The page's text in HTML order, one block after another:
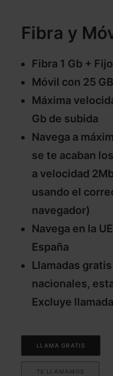
Fibra y
Fibra 1 Gb + Fijo
Móvil con 25 GB
Máxima
Gb de subida
Navega a
se te acaban
a velocidad
usando el
navegador)
Navega en la
España
Llamadas
nacionales,
Excluye
LLAMA GRATIS
TE LLAMAMOS